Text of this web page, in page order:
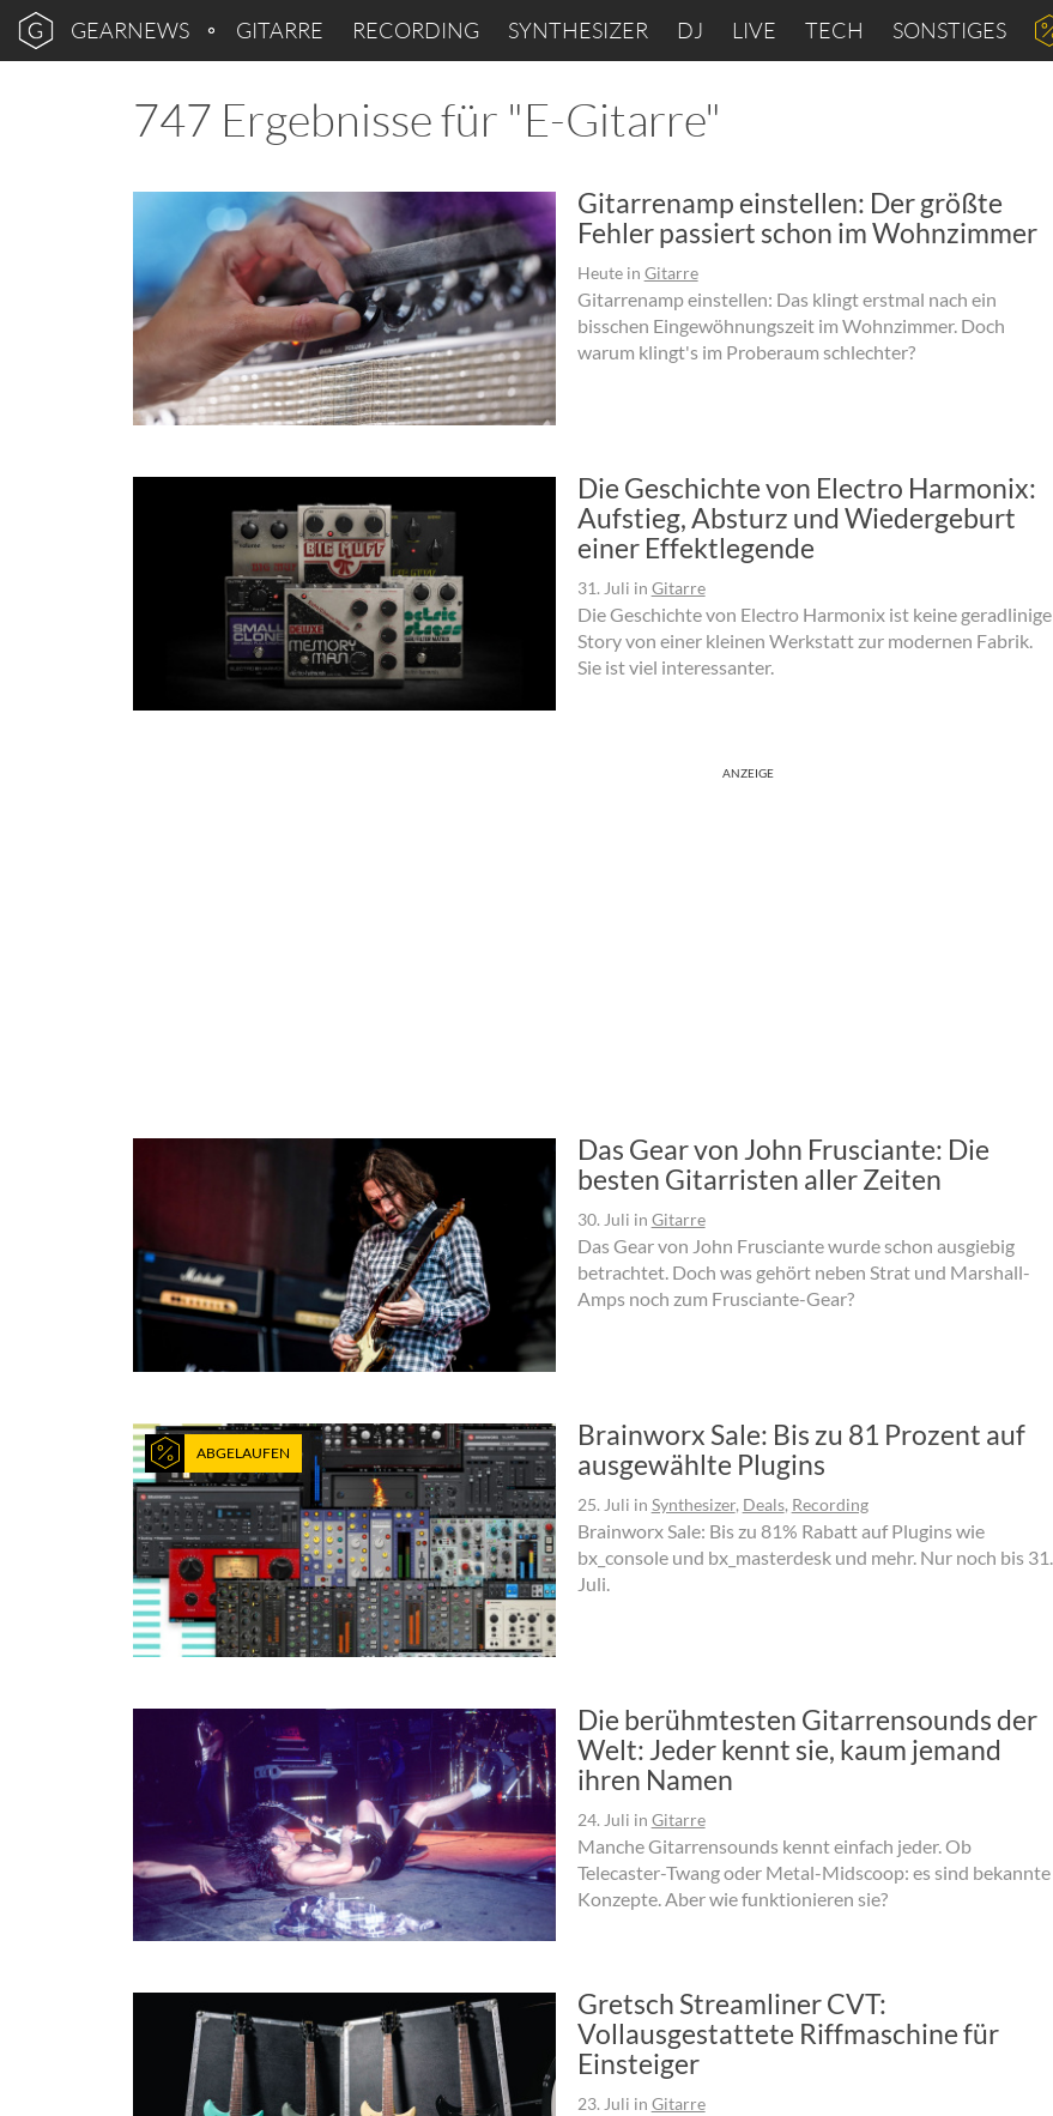
GEARNEWS GITARRE RECORDING SYNTHESIZER DJ LIVE TECH SONSTIGES
747 Ergebnisse für "E-Gitarre"
Gitarrenamp einstellen: Der größte
Fehler passiert schon im Wohnzimmer
Heutein Gitarre
Gitarrenamp einstellen: Das klingt erstmal nach ein
bisschen Eingewöhnungszeit im Wohnzimmer. Doch
warum klingt's im Proberaum schlechter?
Die Geschichte von Electro Harmonix:
Aufstieg, Absturz und Wiedergeburt
einer Effektlegende
31. Juli in Gitarre
Die Geschichte von Electro Harmonix ist keine geradlinige
Story von einer kleinen Werkstatt zur modernen Fabrik.
Sie ist viel interessanter.
ANZEIGE
Das Gear von John Frusciante: Die
besten Gitarristen aller Zeiten
30. Juli in Gitarre
Das Gear von John Frusciante wurde schon ausgiebig
betrachtet. Doch was gehört neben Strat und Marshall-
Amps noch zum Frusciante-Gear?
ABGELAUFEN
Brainworx Sale: Bis zu 81 Prozent auf
ausgewählte Plugins
25. Juli in Synthesizer, Deals, Recording
Brainworx Sale: Bis zu 81% Rabatt auf Plugins wie
bx_console und bx_masterdesk und mehr. Nur noch bis 31.
Juli.
Die berühmtesten Gitarrensounds der
Welt: Jeder kennt sie, kaum jemand
ihren Namen
24. Juli in Gitarre
Manche Gitarrensounds kennt einfach jeder. Ob
Telecaster-Twang oder Metal-Midscoop: es sind bekannte
Konzepte. Aber wie funktionieren sie?
Gretsch Streamliner CVT:
Vollausgestattete Riffmaschine für
Einsteiger
23. Juli in Gitarre